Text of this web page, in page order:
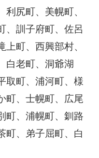
尻町、美幌町、
、訓子府町、佐呂
町、西興部村、
白老町、洞爺湖
取町、浦河町、様
町、士幌町、広尾
町、浦幌町、釧路
町、弟子屈町、白